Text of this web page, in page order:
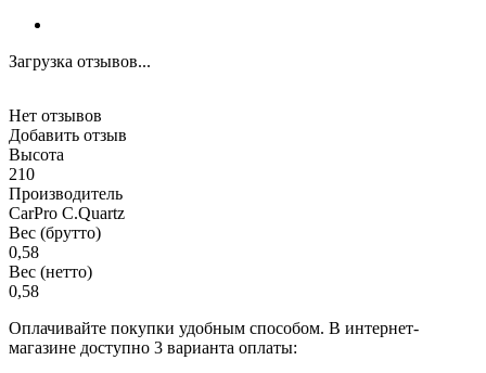
Загрузка отзывов...
Нет отзывов
Добавить отзыв
Высота
210
Производитель
CarPro C.Quartz
Вес (брутто)
0,58
Вес (нетто)
0,58
Оплачивайте покупки удобным способом. В интернет-
магазине доступно 3 варианта оплаты: